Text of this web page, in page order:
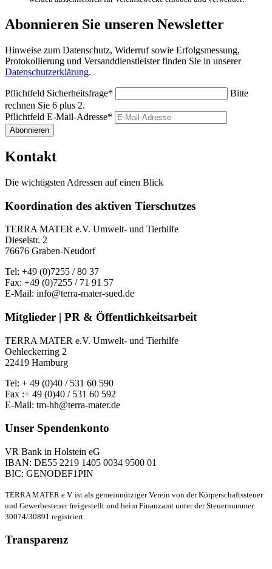
Abonnieren Sie unseren Newsletter
Hinweise zum Datenschutz, Widerruf sowie Erfolgsmessung,
Protokollierung und Versanddienstleister finden Sie in unserer
Datenschutzerklärung.
Pflichtfeld Sicherheitsfrage*
Bitte
rechnen Sie 6 plus 2.
Pflichtfeld E-Mail-Adresse*
Abonnieren
Kontakt
Die wichtigsten Adressen auf einen Blick
Koordination des aktiven Tierschutzes
TERRA MATER e.V. Umwelt- und Tierhilfe
Dieselstr. 2
76676 Graben-Neudorf
Tel: +49 (0)7255 / 80 37
Fax: +49 (0)7255 / 71 91 57
E-Mail: info@terra-mater-sued.de
Mitglieder | PR & Öffentlichkeitsarbeit
TERRA MATER e.V. Umwelt- und Tierhilfe
Oehleckerring 2
22419 Hamburg
Tel: + 49 (0)40 / 531 60 590
Fax :+ 49 (0)40 / 531 60 592
E-Mail: tm-hh@terra-mater.de
Unser Spendenkonto
VR Bank in Holstein eG
IBAN: DE55 2219 1405 0034 9500 01
BIC: GENODEF1PIN
TERRA MATER e.V. ist als gemeinnütziger Verein von der Körperschaftssteuer
und Gewerbesteuer freigestellt und beim Finanzamt unter der Steuernummer
30074/30891 registriert.
Transparenz